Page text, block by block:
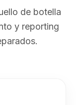
de botella
y reporting